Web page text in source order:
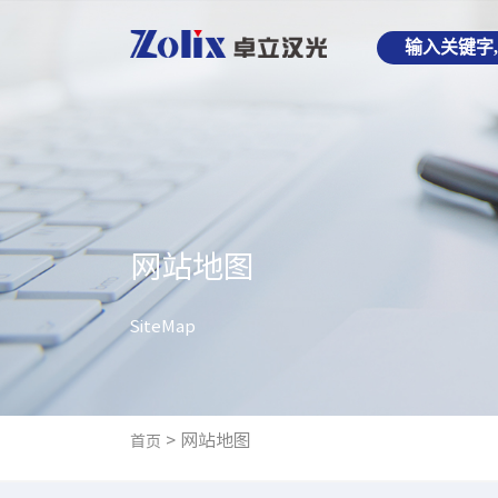
网站地图
SiteMap
首页 > 网站地图